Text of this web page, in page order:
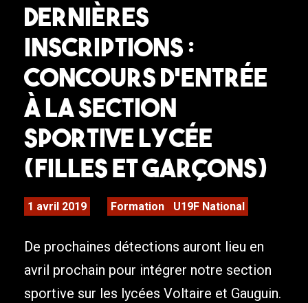
Dernières
inscriptions :
Concours d’entrée
à la section
sportive Lycée
(filles et garçons)
1 avril 2019 Formation U19F National
De prochaines détections auront lieu en
avril prochain pour intégrer notre section
sportive sur les lycées Voltaire et Gauguin.